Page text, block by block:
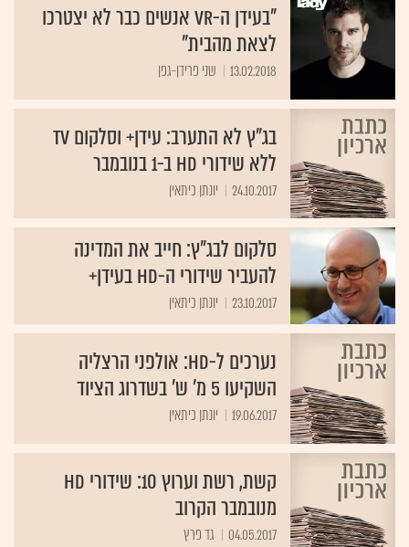
"בעידן ה-VR אנשים כבר לא יצטרכו
לצאת מהבית"
13.02.2018 שני פרידן-גפן
בג"ץ לא התערב: עידן+ וסלקום TV
ללא שידורי HD ב-1 בנובמבר
24.10.2017 יונתן כיתאין
סלקום לבג"ץ: חייב את המדינה
להעביר שידורי ה-HD בעידן+
23.10.2017 יונתן כיתאין
נערכים ל-HD: אולפני הרצליה
השקיעו 5 מ' ש' בשדרוג הציוד
19.06.2017 יונתן כיתאין
קשת, רשת וערוץ 10: שידורי HD
מנובמבר הקרוב
04.05.2017 גד פרץ